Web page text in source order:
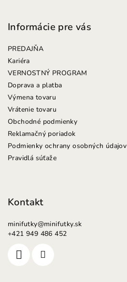
Informácie pre vás
PREDAJŇA
Kariéra
VERNOSTNÝ PROGRAM
Doprava a platba
Výmena tovaru
Vrátenie tovaru
Obchodné podmienky
Reklamačný poriadok
Podmienky ochrany osobných údajov
Pravidlá súťaže
Kontakt
minifutky@minifutky.sk
+421 949 486 452